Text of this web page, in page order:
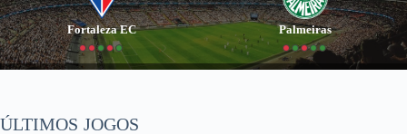
Fortaleza EC Palmeiras
ÚLTIMOS JOGOS